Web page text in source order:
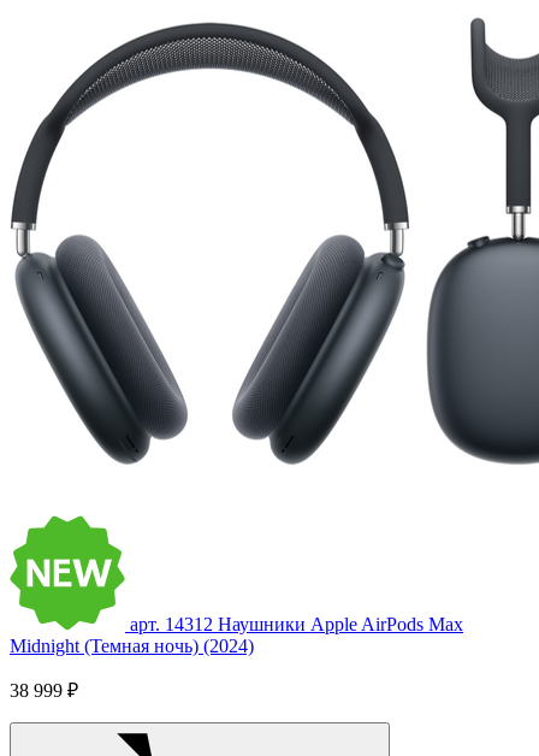
арт. 14312 Наушники Apple AirPods Max
Midnight (Темная ночь) (2024)
38 999 ₽